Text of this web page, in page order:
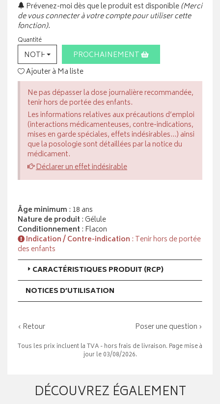
Prévenez-moi dès que le produit est disponible(Merci
de vous connecter à votre compte pour utiliser cette
fonction).
Quantité
NOTHING SELECTEDPROCHAINEMENT
Ajouter à Ma liste
Ne pas dépasser la dose journalière recommandée,
tenir hors de portée des enfants.
Les informations relatives aux précautions d’emploi
(interactions médicamenteuses, contre-indications,
mises en garde spéciales, effets indésirables...) ainsi
que la posologie sont détaillées par la notice du
médicament.
Déclarer un effet indésirable
Âge minimum : 18 ans
Nature de produit : Gélule
Conditionnement : Flacon
Indication / Contre-indication : Tenir hors de portée
des enfants
CARACTÉRISTIQUES PRODUIT (RCP)
NOTICES D’UTILISATION
‹ Retour Poser une question ›
Tous les prix incluent la TVA - hors frais de livraison. Page mise à
jour le 03/08/2026.
DÉCOUVREZ ÉGALEMENT